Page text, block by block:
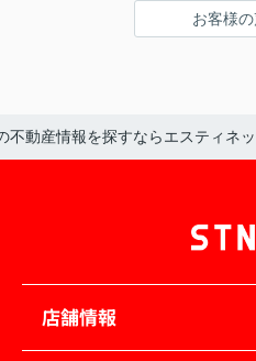
お客様
不動産情報を探すならエスティネッ
店舗情報